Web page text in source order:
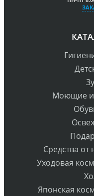
Моющие и
Средства
Уходовая
Японская